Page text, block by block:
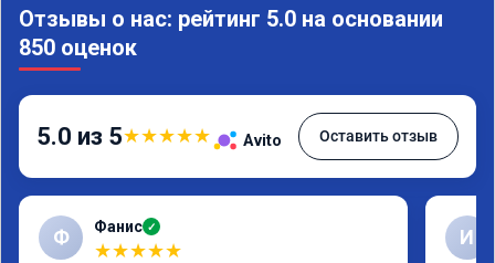
Отзывы о нас: рейтинг 5.0 на основании
850 оценок
5.0 из 5★★★★★ Avito Оставить отзыв
Ф Фанис ✓
★★★★★
И